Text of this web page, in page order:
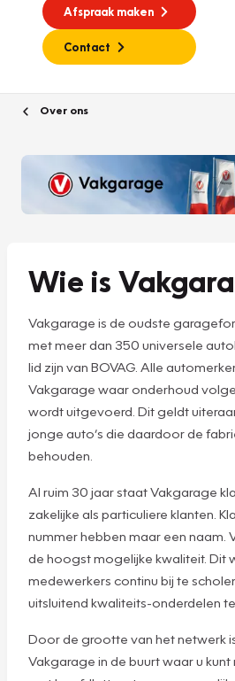
Afspraak maken
Contact
Over ons
Wie is
Vakgarage is de oudste
met meer dan 350 universele
lid zijn van BOVAG. Alle
Vakgarage waar onderhoud
wordt uitgevoerd. Dit geldt
jonge auto’s die daardoor de
behouden.
Al ruim 30 jaar staat Vakgarage
zakelijke als particuliere klanten.
nummer hebben maar een naam.
de hoogst mogelijke kwaliteit. Dit
medewerkers continu bij te
uitsluitend kwaliteits-onderdelen
Door de grootte van het netwerk
Vakgarage in de buurt waar u kunt